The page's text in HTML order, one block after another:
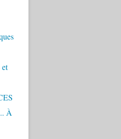
À